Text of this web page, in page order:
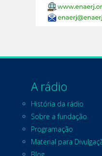
A rádio
História da rádio
Sobre a fundação
Programação
Material para